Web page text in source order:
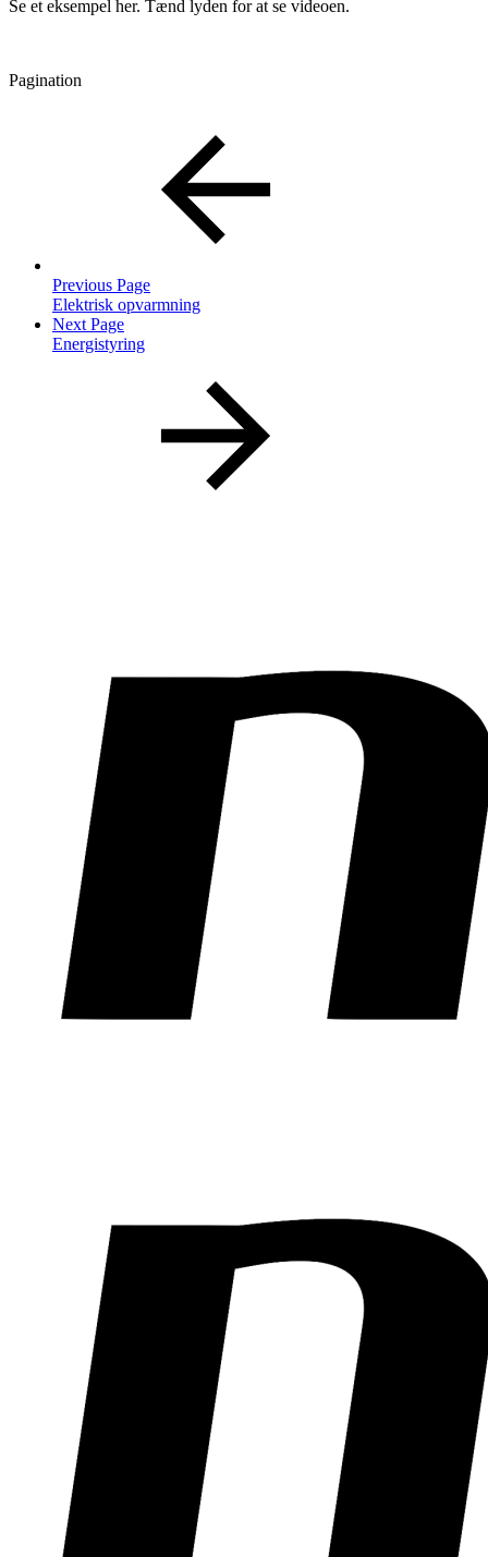
Se et eksempel her. Tænd lyden for at se videoen.
Pagination
Previous Page
Elektrisk opvarmning
Next Page
Energistyring